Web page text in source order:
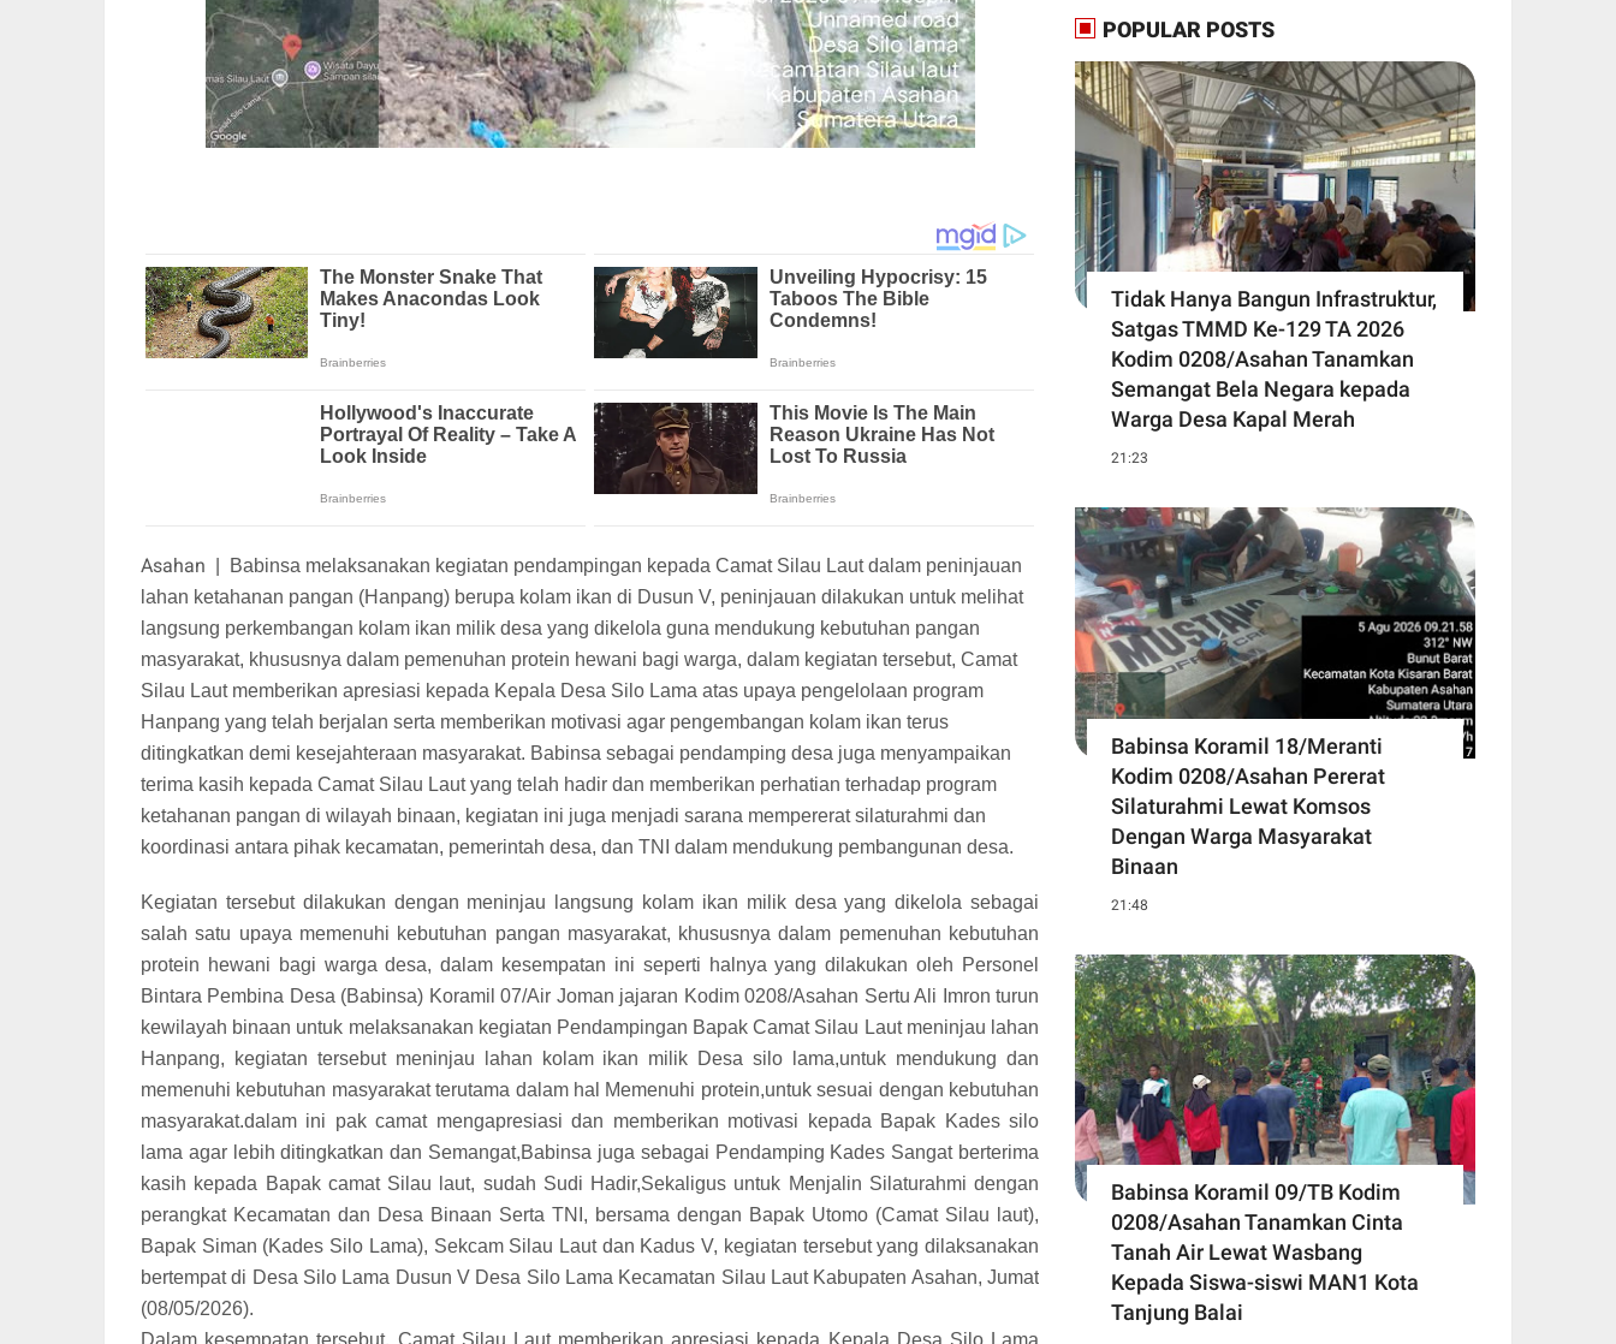
Asahan
Babinsa melaksanakan kegiatan pendampingan kepada Camat Silau Laut dalam peninjauan
lahan ketahanan pangan (Hanpang) berupa kolam ikan di Dusun V, peninjauan dilakukan untuk melihat
langsung perkembangan kolam ikan milik desa yang dikelola guna mendukung kebutuhan pangan
masyarakat, khususnya dalam pemenuhan protein hewani bagi warga, dalam kegiatan tersebut, Camat
Silau Laut memberikan apresiasi kepada Kepala Desa Silo Lama atas upaya pengelolaan program
Hanpang yang telah berjalan serta memberikan motivasi agar pengembangan kolam ikan terus
ditingkatkan demi kesejahteraan masyarakat. Babinsa sebagai pendamping desa juga menyampaikan
terima kasih kepada Camat Silau Laut yang telah hadir dan memberikan perhatian terhadap program
ketahanan pangan di wilayah binaan, kegiatan ini juga menjadi sarana mempererat silaturahmi dan
koordinasi antara pihak kecamatan, pemerintah desa, dan TNI dalam mendukung pembangunan desa.
Kegiatan tersebut dilakukan dengan meninjau langsung kolam ikan milik desa yang dikelola sebagai
salah satu upaya memenuhi kebutuhan pangan masyarakat, khususnya dalam pemenuhan kebutuhan
protein hewani bagi warga desa, dalam kesempatan ini seperti halnya yang dilakukan oleh Personel
Bintara Pembina Desa (Babinsa) Koramil 07/Air Joman jajaran Kodim 0208/Asahan Sertu Ali Imron turun
kewilayah binaan untuk melaksanakan kegiatan Pendampingan Bapak Camat Silau Laut meninjau lahan
Hanpang, kegiatan tersebut meninjau lahan kolam ikan milik Desa silo lama,untuk mendukung dan
memenuhi kebutuhan masyarakat terutama dalam hal Memenuhi protein,untuk sesuai dengan kebutuhan
masyarakat.dalam ini pak camat mengapresiasi dan memberikan motivasi kepada Bapak Kades silo
lama agar lebih ditingkatkan dan Semangat,Babinsa juga sebagai Pendamping Kades Sangat berterima
kasih kepada Bapak camat Silau laut, sudah Sudi Hadir,Sekaligus untuk Menjalin Silaturahmi dengan
perangkat Kecamatan dan Desa Binaan Serta TNI, bersama dengan Bapak Utomo (Camat Silau laut),
Bapak Siman (Kades Silo Lama), Sekcam Silau Laut dan Kadus V, kegiatan tersebut yang dilaksanakan
bertempat di Desa Silo Lama Dusun V Desa Silo Lama Kecamatan Silau Laut Kabupaten Asahan, Jumat
(08/05/2026).
POPULAR POSTS
Tidak Hanya Bangun Infrastruktur,
Satgas TMMD Ke-129 TA 2026
Kodim 0208/Asahan Tanamkan
Semangat Bela Negara kepada
Warga Desa Kapal Merah
21:23
Babinsa Koramil 18/Meranti
Kodim 0208/Asahan Pererat
Silaturahmi Lewat Komsos
Dengan Warga Masyarakat
Binaan
21:48
Babinsa Koramil 09/TB Kodim
0208/Asahan Tanamkan Cinta
Tanah Air Lewat Wasbang
Kepada Siswa-siswi MAN1 Kota
Tanjung Balai